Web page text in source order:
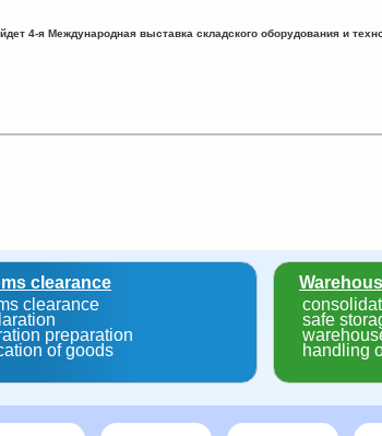
4-я Международная выставка складского оборудования и
clearance
clearance
preparation
of goods
safe
handling